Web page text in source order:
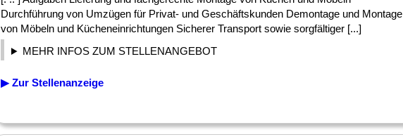
Durchführung von Umzügen für Privat- und Geschäftskunden Demontage und Montage
von Möbeln und Kücheneinrichtungen Sicherer Transport sowie sorgfältiger [...]
MEHR INFOS ZUM STELLENANGEBOT
▶ Zur Stellenanzeige